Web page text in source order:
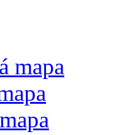
mapa